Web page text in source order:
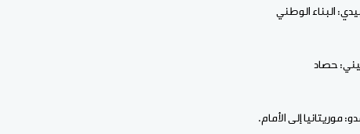
البناء الوطني
حصاد
موريتانيا إلى الأمام.